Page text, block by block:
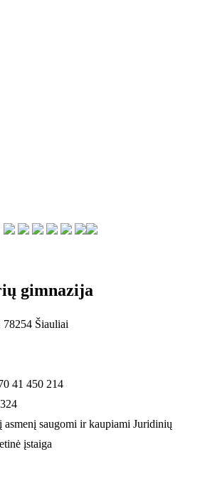
gimnazija
Šiauliai
41 450 214
saugomi ir kaupiami Juridinių
įstaiga